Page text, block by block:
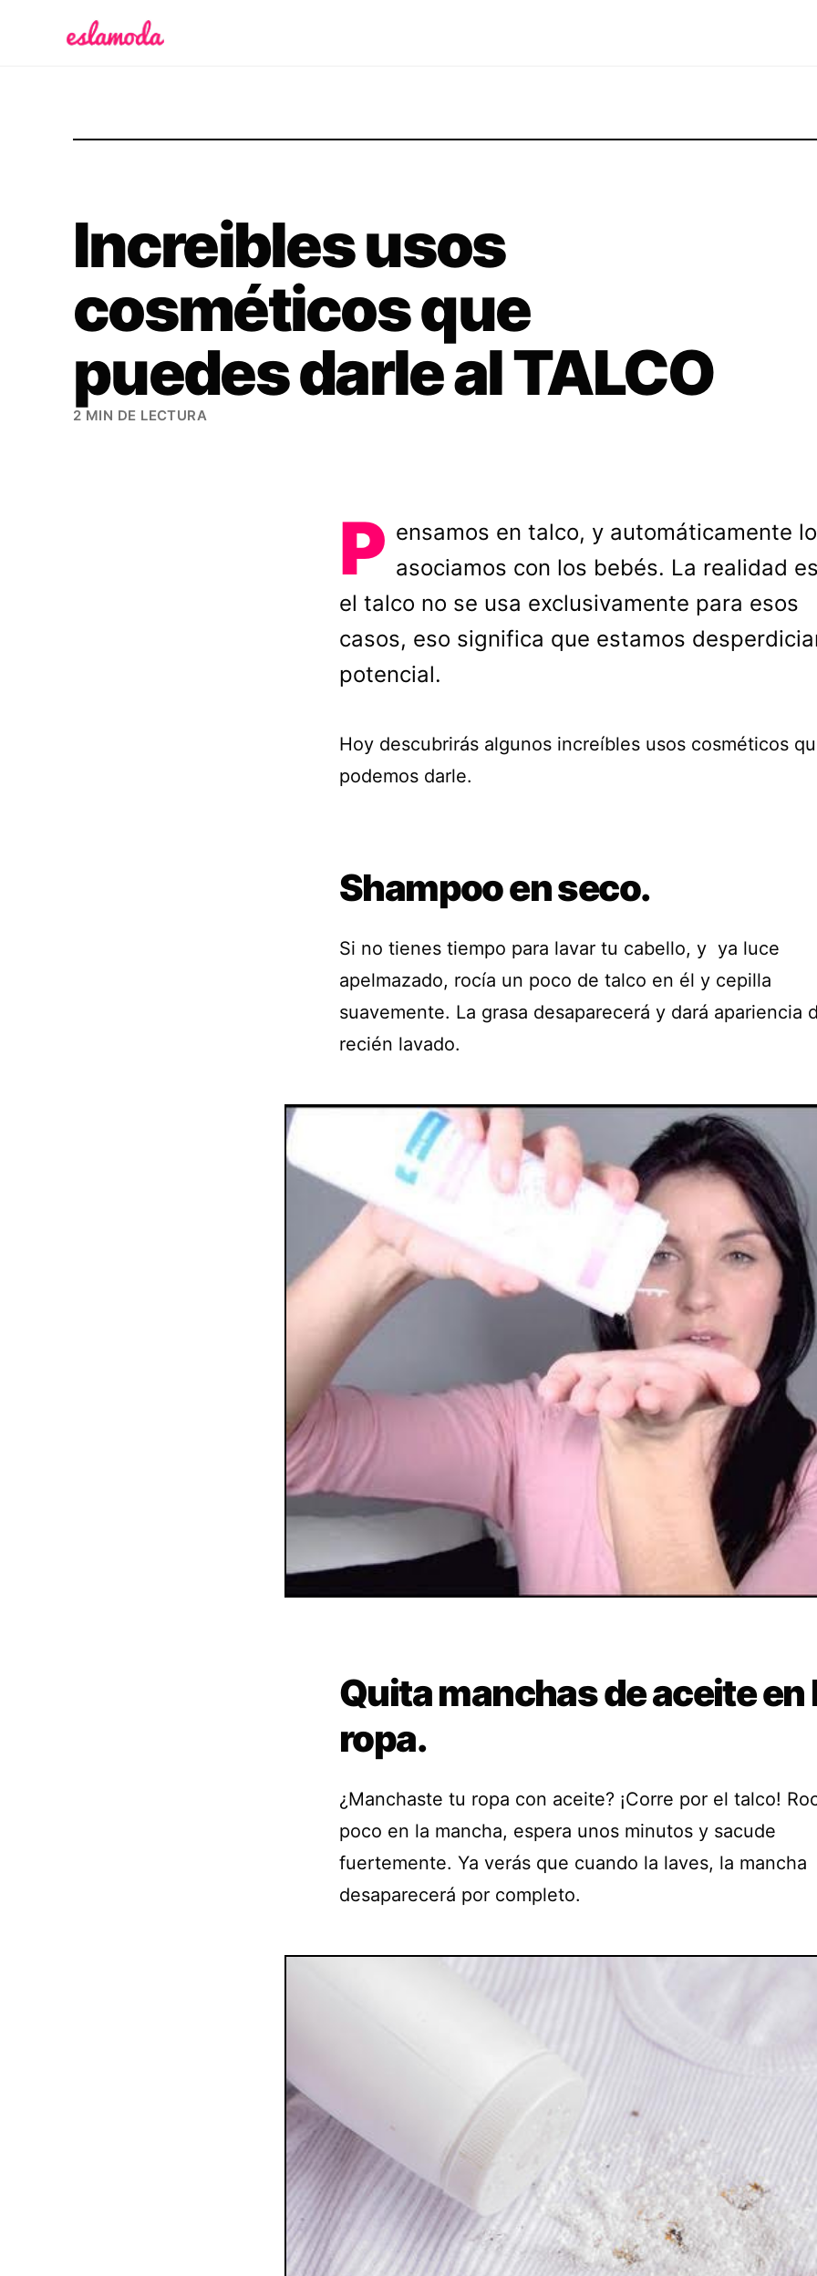
Increibles usos
cosméticos que
puedes darle al TALCO
2 MIN DE LECTURA
P ensamos en talco, y automáticamente lo
asociamos con los bebés. La realidad
el talco no se usa exclusivamente para esos
casos, eso significa que estamos
potencial.
Hoy descubrirás algunos increíbles usos cosméticos
podemos darle.
Shampoo en seco.
Si no tienes tiempo para lavar tu cabello, y ya luce
apelmazado, rocía un poco de talco en él y cepilla
suavemente. La grasa desaparecerá y dará apariencia
recién lavado.
Quita manchas de aceite en
ropa.
¿Manchaste tu ropa con aceite? ¡Corre por el talco!
poco en la mancha, espera unos minutos y sacude
fuertemente. Ya verás que cuando la laves, la mancha
desaparecerá por completo.